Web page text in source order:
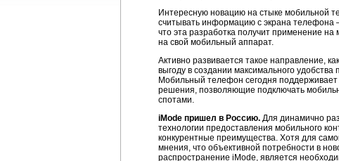
Интересную новацию на стыке мобильной
считывать информацию с экрана
что эта разработка получит применение
на свой мобильный аппарат.
Активно развивается такое направление,
выгоду в создании максимального
Мобильный телефон сегодня
решения, позволяющие подключать
спотами.
iMode пришел в Россию. Для динамично
технологии предоставления мобильного
конкурентные преимущества. Хотя для
мнения, что объективной потребности в
распространение iMode, является